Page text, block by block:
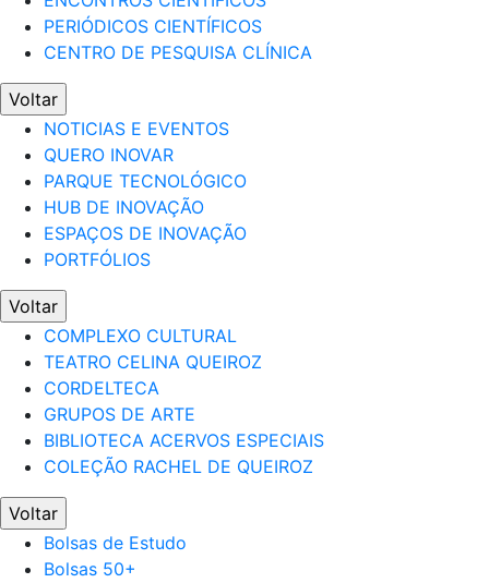
PERIÓDICOS CIENTÍFICOS
CENTRO DE PESQUISA CLÍNICA
Voltar
NOTICIAS E EVENTOS
QUERO INOVAR
PARQUE TECNOLÓGICO
HUB DE INOVAÇÃO
ESPAÇOS DE INOVAÇÃO
PORTFÓLIOS
Voltar
COMPLEXO CULTURAL
TEATRO CELINA QUEIROZ
CORDELTECA
GRUPOS DE ARTE
BIBLIOTECA ACERVOS ESPECIAIS
COLEÇÃO RACHEL DE QUEIROZ
Voltar
Bolsas de Estudo
Bolsas 50+